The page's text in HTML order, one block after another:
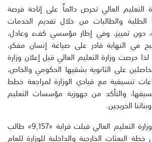
التعليم العالي تحرص دائماً على إتاحة فرصة
الطلبة والطالبات من خلال تقديم الخدمات
دون تمييز، وفي إطار مؤسسي كفء وعادل،
في النهاية قادر على صياغة إنسان مفكر،
حرصت وزارة التعليم العالي قبل إعلان وزارة
الحاصلين على الثانوية بشقيها الحكومي والخاص،
تنسيقية مع قيادي الوزارة لمراجعة خطط
والتأكد من جهوزية مؤسسات التعليم
الخريجين.
واشار الفارس إلى أن وزارة التعليم العالي قبلت قرابة «9,157» طالب
البعثات الخارجية والداخلية للوزارة للعام